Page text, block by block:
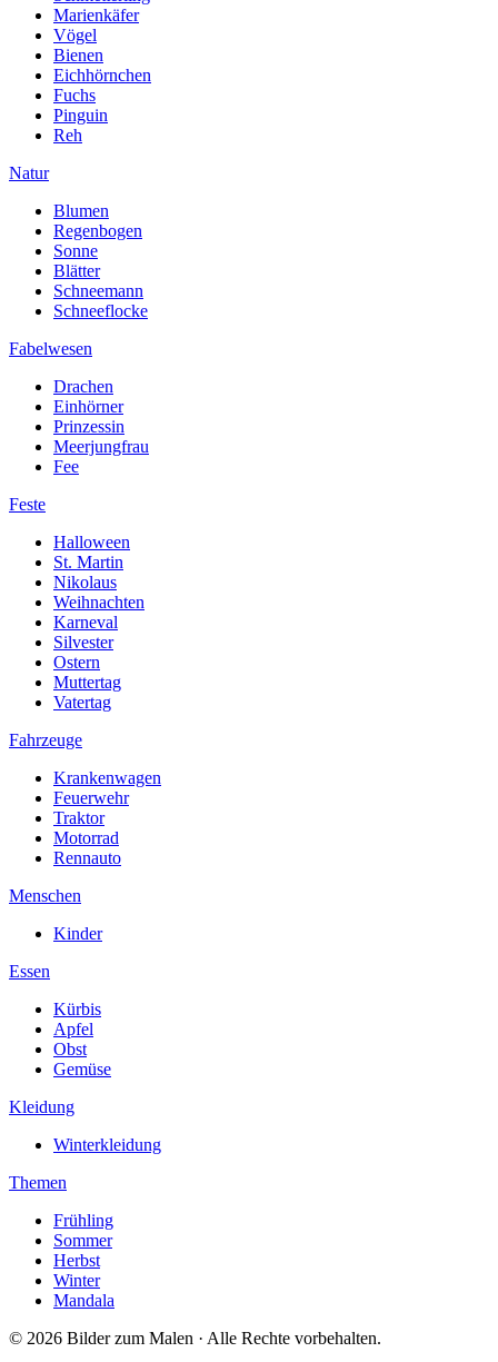
Marienkäfer
Vögel
Bienen
Eichhörnchen
Fuchs
Pinguin
Reh
Natur
Blumen
Regenbogen
Sonne
Blätter
Schneemann
Schneeflocke
Fabelwesen
Drachen
Einhörner
Prinzessin
Meerjungfrau
Fee
Feste
Halloween
St. Martin
Nikolaus
Weihnachten
Karneval
Silvester
Ostern
Muttertag
Vatertag
Fahrzeuge
Krankenwagen
Feuerwehr
Traktor
Motorrad
Rennauto
Menschen
Kinder
Essen
Kürbis
Apfel
Obst
Gemüse
Kleidung
Winterkleidung
Themen
Frühling
Sommer
Herbst
Winter
Mandala
© 2026 Bilder zum Malen · Alle Rechte vorbehalten.